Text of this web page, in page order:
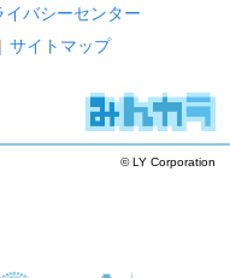
イバシーセンター
| サイトマップ
© LY Corporation